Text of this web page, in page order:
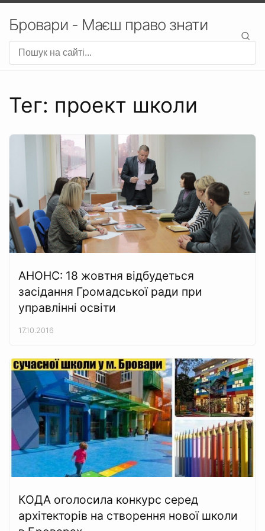
Бровари - Маєш право знати
Тег: проект школи
АНОНС: 18 жовтня відбудеться
засідання Громадської ради при
управлінні освіти
17.10.2016
КОДА оголосила конкурс серед
архітекторів на створення нової школи